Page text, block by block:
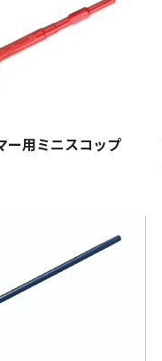
ー用ミニスコップ